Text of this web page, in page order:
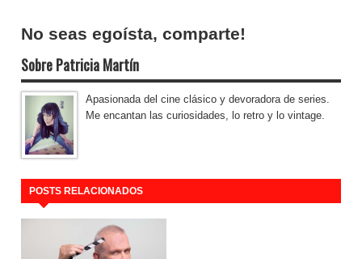
No seas egoísta, comparte!
Sobre Patricia Martín
Apasionada del cine clásico y devoradora de series.
Me encantan las curiosidades, lo retro y lo vintage.
POSTS RELACIONADOS